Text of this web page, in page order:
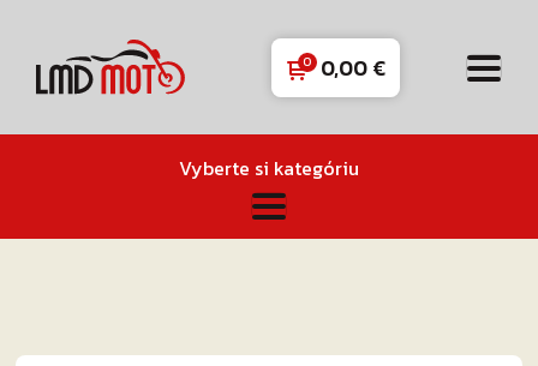
0,00€
Vyberte si kategóriu